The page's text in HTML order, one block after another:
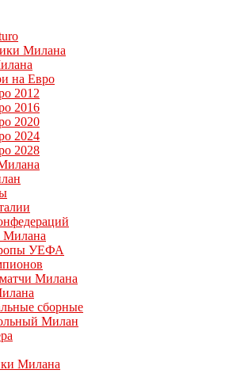
Милана
на Евро
2012
2016
2020
2024
2028
Милана
УЕФА
Милана
сборные
Милан
Милана